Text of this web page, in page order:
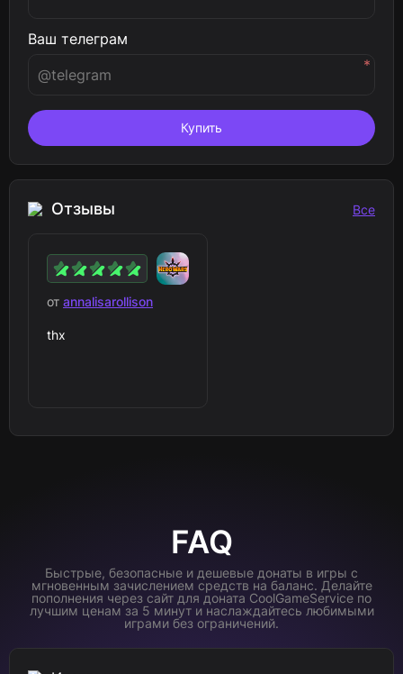
Ваш телеграм
*
Купить
Отзывы Все
от annalisarollison
thx
FAQ
Быстрые, безопасные и дешевые донаты в игры с
мгновенным зачислением средств на баланс. Делайте
пополнения через сайт для доната CoolGameService по
лучшим ценам за 5 минут и наслаждайтесь любимыми
играми без ограничений.